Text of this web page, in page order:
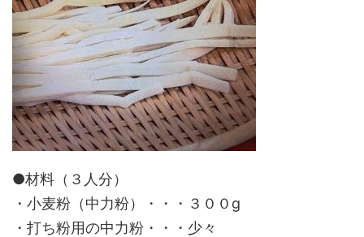
●材料（３人分）
・小麦粉（中力粉）・・・３００g
・打ち粉用の中力粉・・・少々